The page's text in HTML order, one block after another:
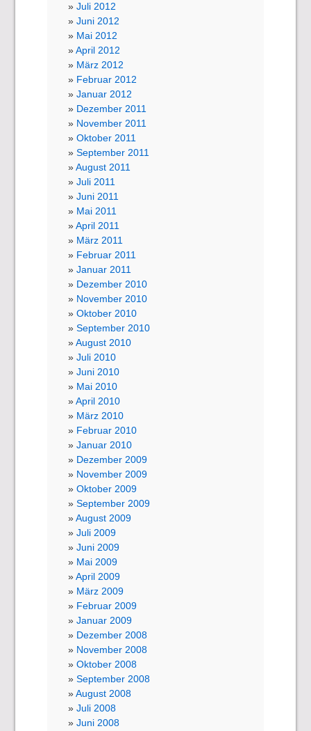
Juli 2012
Juni 2012
Mai 2012
April 2012
März 2012
Februar 2012
Januar 2012
Dezember 2011
November 2011
Oktober 2011
September 2011
August 2011
Juli 2011
Juni 2011
Mai 2011
April 2011
März 2011
Februar 2011
Januar 2011
Dezember 2010
November 2010
Oktober 2010
September 2010
August 2010
Juli 2010
Juni 2010
Mai 2010
April 2010
März 2010
Februar 2010
Januar 2010
Dezember 2009
November 2009
Oktober 2009
September 2009
August 2009
Juli 2009
Juni 2009
Mai 2009
April 2009
März 2009
Februar 2009
Januar 2009
Dezember 2008
November 2008
Oktober 2008
September 2008
August 2008
Juli 2008
Juni 2008